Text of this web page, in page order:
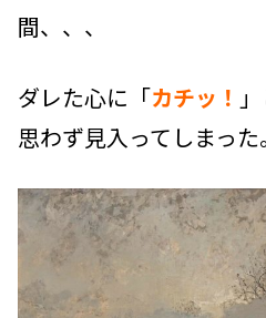
間、、、
ダレた心に「カチッ！
思わず見入ってしまっ